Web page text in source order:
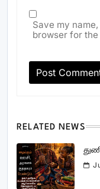
Save my
browser for
RELATED NEWS